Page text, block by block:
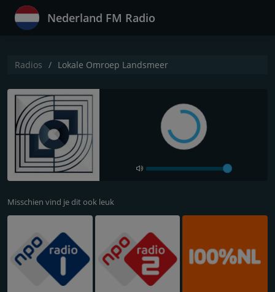
Nederland FM Radio
Radios Lokale Omroep Landsmeer
Misschien vind je dit ook leuk